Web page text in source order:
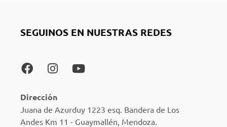
SEGUINOS EN NUESTRAS REDES
Dirección
Juana de Azurduy 1223 esq. Bandera de Los
Andes Km 11 - Guaymallén, Mendoza.